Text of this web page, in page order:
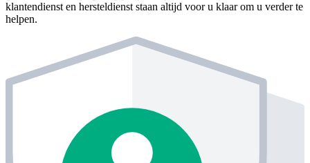
klantendienst en hersteldienst staan altijd voor u klaar om u verder te
helpen.